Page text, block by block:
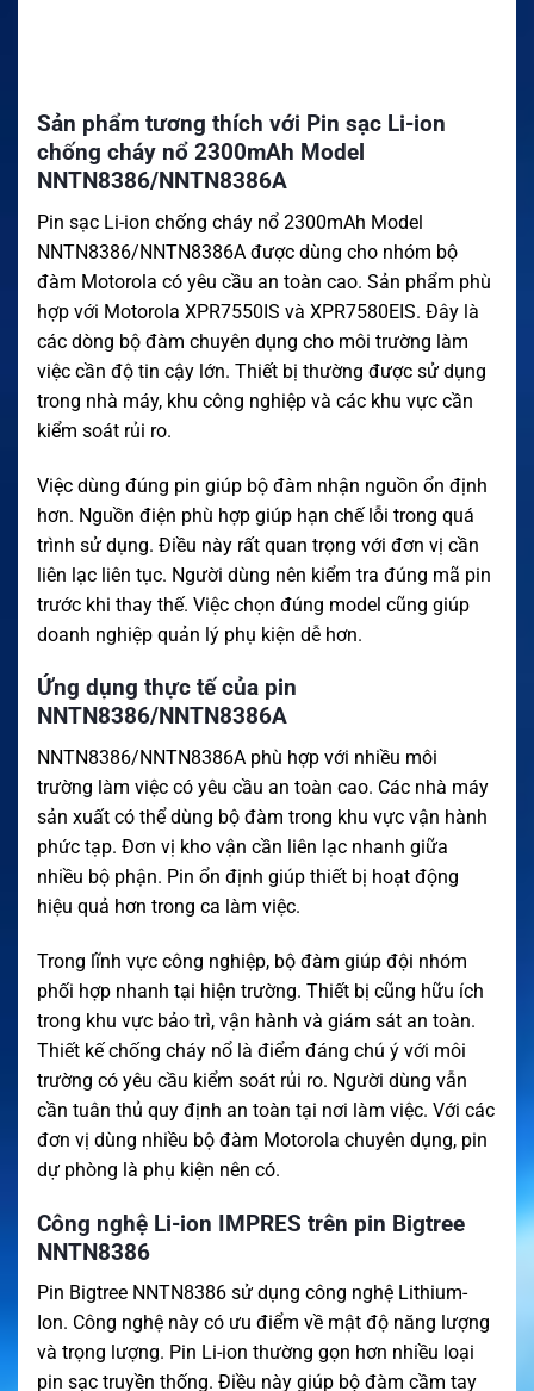
Sản phẩm tương thích với Pin sạc Li-ion
chống cháy nổ 2300mAh Model
NNTN8386/NNTN8386A
Pin sạc Li-ion chống cháy nổ 2300mAh Model
NNTN8386/NNTN8386A được dùng cho nhóm bộ
đàm Motorola có yêu cầu an toàn cao. Sản phẩm phù
hợp với Motorola XPR7550IS và XPR7580EIS. Đây là
các dòng bộ đàm chuyên dụng cho môi trường làm
việc cần độ tin cậy lớn. Thiết bị thường được sử dụng
trong nhà máy, khu công nghiệp và các khu vực cần
kiểm soát rủi ro.
Việc dùng đúng pin giúp bộ đàm nhận nguồn ổn định
hơn. Nguồn điện phù hợp giúp hạn chế lỗi trong quá
trình sử dụng. Điều này rất quan trọng với đơn vị cần
liên lạc liên tục. Người dùng nên kiểm tra đúng mã pin
trước khi thay thế. Việc chọn đúng model cũng giúp
doanh nghiệp quản lý phụ kiện dễ hơn.
Ứng dụng thực tế của pin
NNTN8386/NNTN8386A
NNTN8386/NNTN8386A phù hợp với nhiều môi
trường làm việc có yêu cầu an toàn cao. Các nhà máy
sản xuất có thể dùng bộ đàm trong khu vực vận hành
phức tạp. Đơn vị kho vận cần liên lạc nhanh giữa
nhiều bộ phận. Pin ổn định giúp thiết bị hoạt động
hiệu quả hơn trong ca làm việc.
Trong lĩnh vực công nghiệp, bộ đàm giúp đội nhóm
phối hợp nhanh tại hiện trường. Thiết bị cũng hữu ích
trong khu vực bảo trì, vận hành và giám sát an toàn.
Thiết kế chống cháy nổ là điểm đáng chú ý với môi
trường có yêu cầu kiểm soát rủi ro. Người dùng vẫn
cần tuân thủ quy định an toàn tại nơi làm việc. Với các
đơn vị dùng nhiều bộ đàm Motorola chuyên dụng, pin
dự phòng là phụ kiện nên có.
Công nghệ Li-ion IMPRES trên pin Bigtree
NNTN8386
Pin Bigtree NNTN8386 sử dụng công nghệ Lithium-
Ion. Công nghệ này có ưu điểm về mật độ năng lượng
và trọng lượng. Pin Li-ion thường gọn hơn nhiều loại
pin sạc truyền thống. Điều này giúp bộ đàm cầm tay